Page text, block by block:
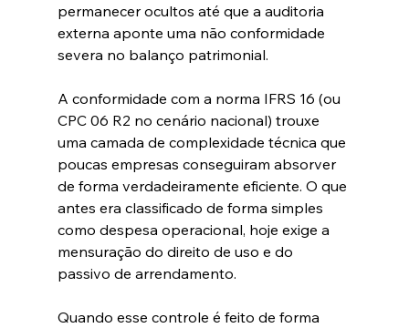
permanecer ocultos até que a auditoria
externa aponte uma não conformidade
severa no balanço patrimonial.
A conformidade com a norma IFRS 16 (ou
CPC 06 R2 no cenário nacional) trouxe
uma camada de complexidade técnica que
poucas empresas conseguiram absorver
de forma verdadeiramente eficiente. O que
antes era classificado de forma simples
como despesa operacional, hoje exige a
mensuração do direito de uso e do
passivo de arrendamento.
Quando esse controle é feito de forma